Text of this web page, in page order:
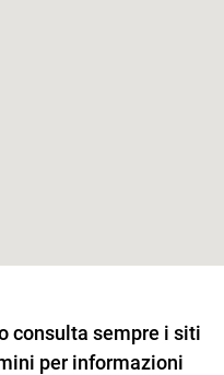
consulta sempre i siti
per informazioni